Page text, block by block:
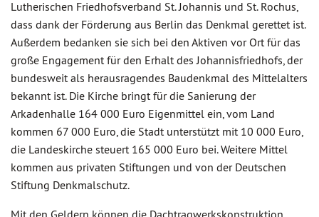
Lutherischen Friedhofsverband St. Johannis und St. Rochus,
dass dank der Förderung aus Berlin das Denkmal gerettet ist.
Außerdem bedanken sie sich bei den Aktiven vor Ort für das
große Engagement für den Erhalt des Johannisfriedhofs, der
bundesweit als herausragendes Baudenkmal des Mittelalters
bekannt ist. Die Kirche bringt für die Sanierung der
Arkadenhalle 164 000 Euro Eigenmittel ein, vom Land
kommen 67 000 Euro, die Stadt unterstützt mit 10 000 Euro,
die Landeskirche steuert 165 000 Euro bei. Weitere Mittel
kommen aus privaten Stiftungen und von der Deutschen
Stiftung Denkmalschutz.
Mit den Geldern können die Dachtragwerkskonstruktion